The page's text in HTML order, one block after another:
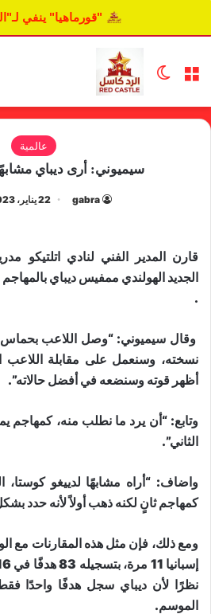
"قورماهيا" ينفي
القائمة الوضع المظلم
عالمية
سيميوني: أرى ديباي
gabra 22 يناير، 2023
قارن المدير الفني لنادي ​اتلتيكو
الجديد الهولندي ممفيس ​ديباي​
.
وقال سيميوني: “وصل اللاعب
نسخته، وسنعمل على مقابلة
أظهر قوته وسنضعه في أفضل حالاته”.
وتابع: “أن يرد ما نطلب منه، كمهاجم
الثاني”.
واضاف: “أراه مشابهًا لدييغو كوستا،
كمهاجم ثانٍ لكنه ذهب أولاً لأنه حدد
ومع ذلك، فإن مثل هذه المقارنات مع
نظرًا لأن ديباي سجل هدفًا واحدًا
الموسم.